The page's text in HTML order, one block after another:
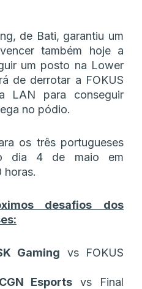
de Bati, garantiu um
também hoje a
um posto na Lower
de derrotar a FOKUS
LAN para conseguir
no pódio.
os três portugueses
dia 4 de maio em
horas.
desafios dos
Gaming vs FOKUS
CGN Esports vs Final